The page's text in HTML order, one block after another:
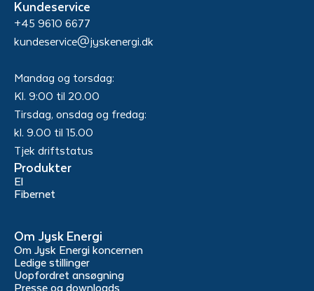
Kundeservice
+45 9610 6677
kundeservice@jyskenergi.dk
Mandag og torsdag:
Kl. 9:00 til 20.00
Tirsdag, onsdag og fredag:
kl. 9.00 til 15.00
Tjek driftstatus
Produkter
El
Fibernet
Om Jysk Energi
Om Jysk Energi koncernen
Ledige stillinger
Uopfordret ansøgning